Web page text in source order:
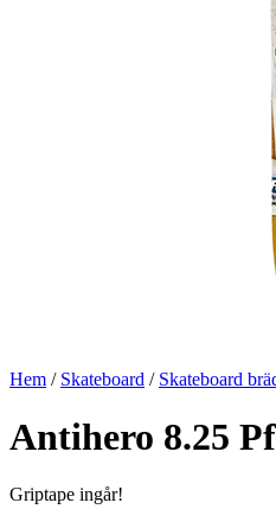
Hem / Skateboard / Skateboard
Antihero 8.25
Griptape ingår!